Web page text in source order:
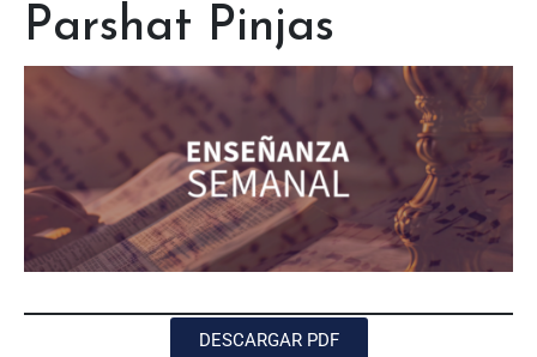
Parshat Pinjas
DESCARGAR PDF